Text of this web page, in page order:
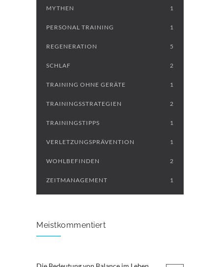
MYTHEN 1
PERSONAL TRAINING 1
REGENERATION 5
SCHLAF 2
TRAINING OHNE GERÄTE 1
TRAININGSSTRATEGIEN 2
TRAININGSTIPPS 1
VERLETZUNGSPRÄVENTION 1
WOHLBEFINDEN 2
ZEITMANAGEMENT 1
Meistkommentiert